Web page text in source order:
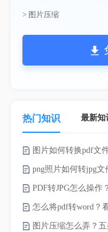
> 图片压缩
热门知识 最新知
怎么将pdf转word？